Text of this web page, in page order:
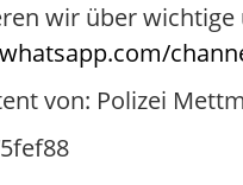
wir über
von: Polizei